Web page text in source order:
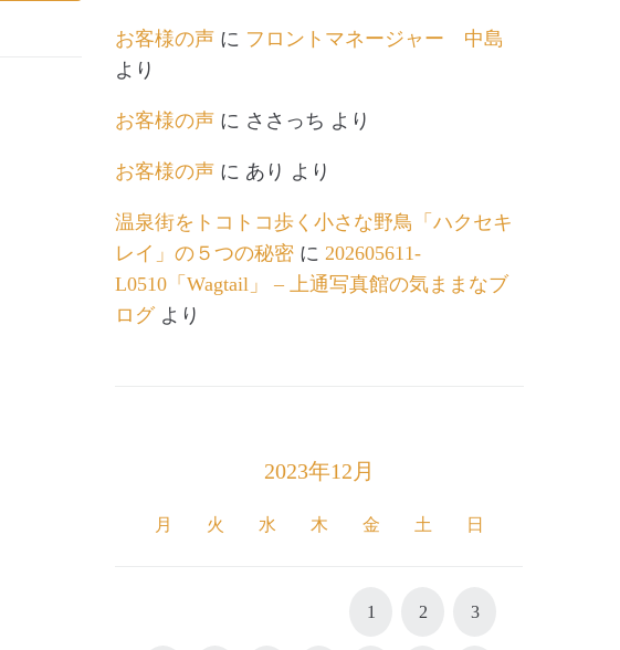
お客様の声 に フロントマネージャー 中島
より
お客様の声 に ささっち より
お客様の声 に あり より
温泉街をトコトコ歩く小さな野鳥「ハクセキ
レイ」の５つの秘密 に 202605611-
L0510「Wagtail」 – 上通写真館の気ままなブ
ログより
2023年12月
月 火 水 木 金 土 日
1 2 3